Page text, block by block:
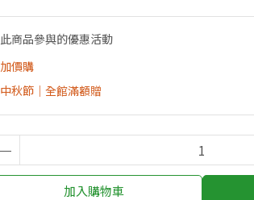
此商品參與的優惠活動
加價購
中秋節｜全館滿額贈
加入購物車